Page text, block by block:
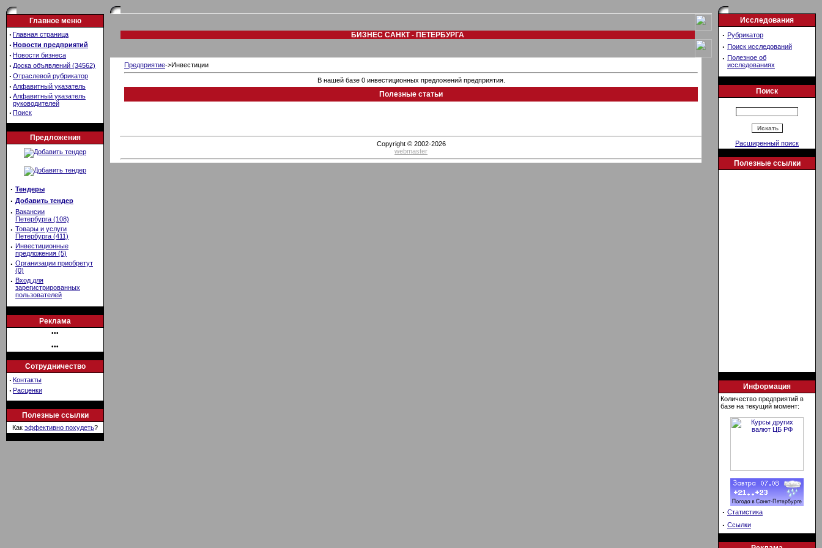
Главное меню
· Главная страница
· Новости предприятий
· Новости бизнеса
· Доска объявлений (34562)
· Отраслевой рубрикатор
· Алфавитный указатель
· Алфавитный указатель
руководителей
· Поиск
Предложения
· Тендеры
· Добавить тендер
· Вакансии
Петербурга (108)
· Товары и услуги
Петербурга (411)
· Инвестиционные
предложения (5)
· Организации приобретут
(0)
· Вход для
зарегистрированных
пользователей
Реклама
•••
•••
Сотрудничество
· Контакты
· Расценки
Полезные ссылки
Как эффективно похудеть?
БИЗНЕС САНКТ - ПЕТЕРБУРГА
Предприятие->Инвестиции
В нашей базе 0 инвестиционных предложений предприятия.
Полезные статьи
Copyright © 2002-2026
webmaster
Исследования
· Рубрикатор
· Поиск исследований
· Полезное об
исследованиях
Поиск
Расширенный поиск
Полезные ссылки
Информация
Количество предприятий в
базе на текущий момент:
· Статистика
· Ссылки